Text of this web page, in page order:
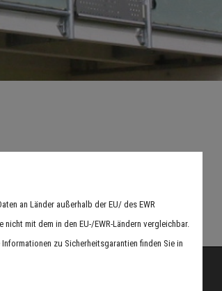
an Länder außerhalb der EU/ des EWR
mit dem in den EU-/EWR-Ländern vergleichbar.
zu Sicherheitsgarantien finden Sie in